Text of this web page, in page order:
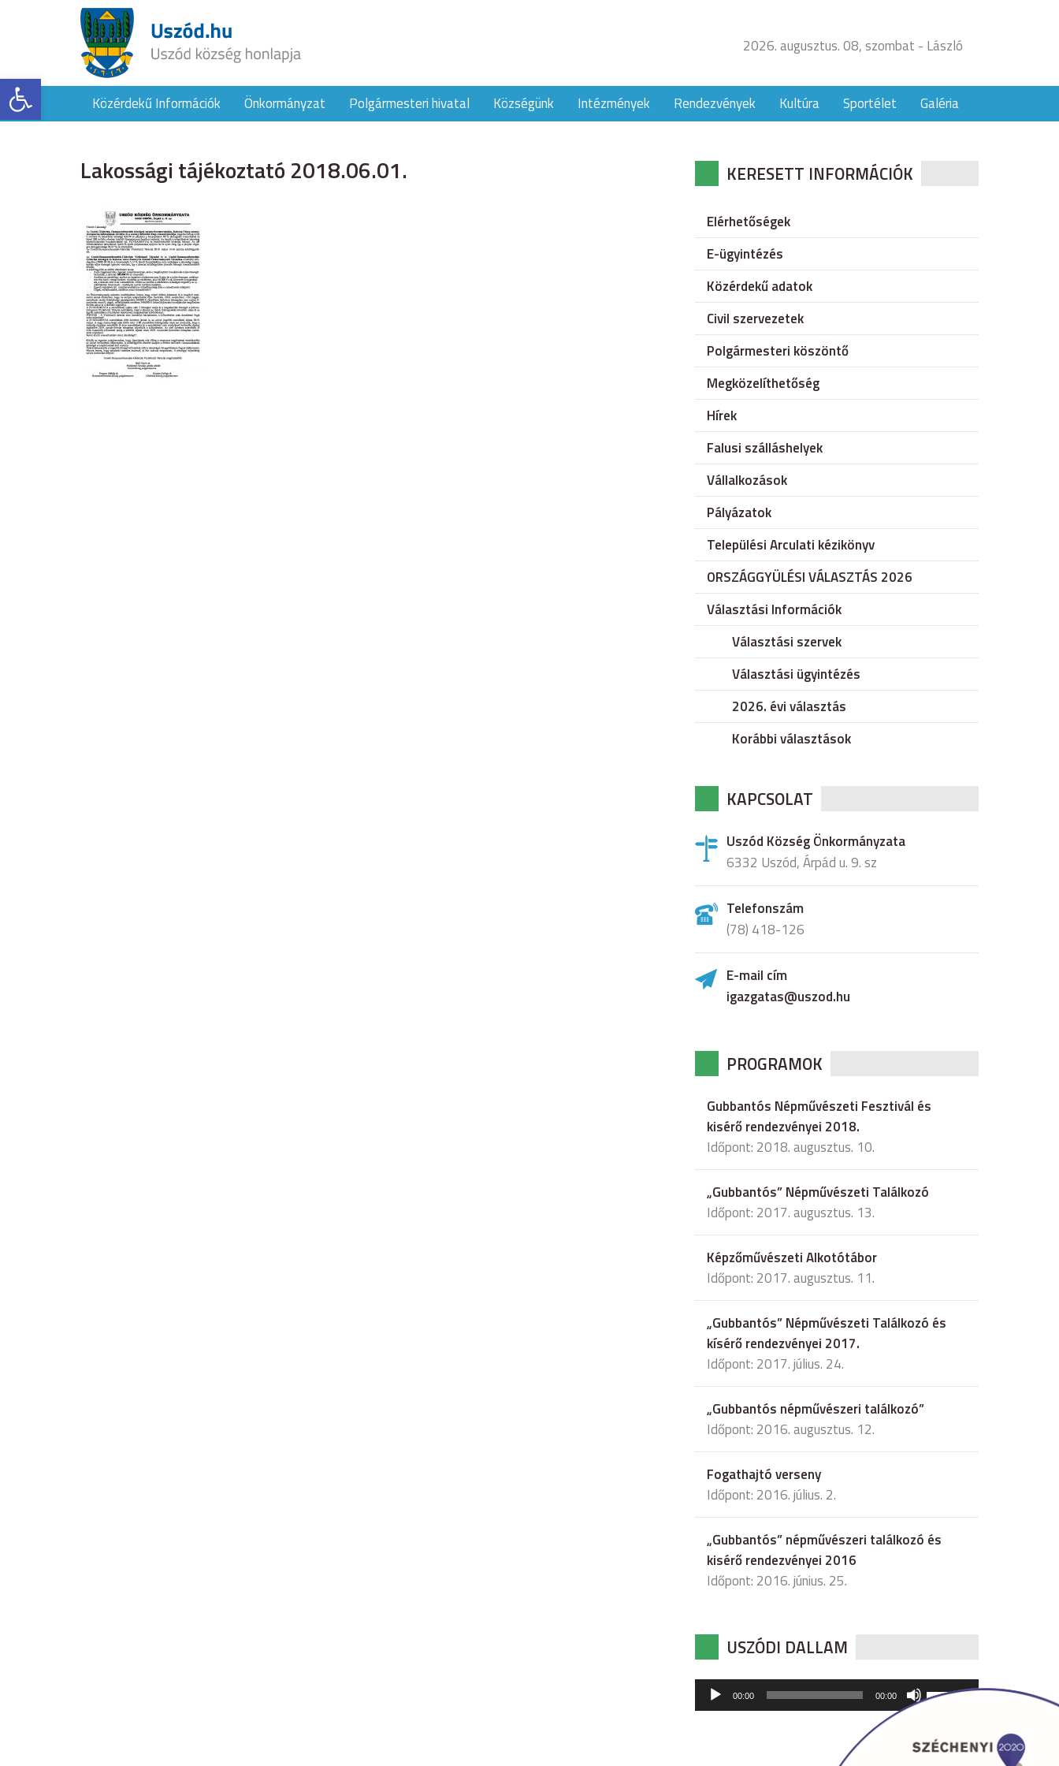
Eszköztár megnyitása
2026. augusztus. 08, szombat - László
Közérdekű Információk Önkormányzat Polgármesteri hivatal Községünk Intézmények Rendezvények Kultúra Sportélet Galéria
Lakossági tájékoztató 2018.06.01. KERESETT INFORMÁCIÓK
Elérhetőségek
E-ügyintézés
Közérdekű adatok
Civil szervezetek
Polgármesteri köszöntő
Megközelíthetőség
Hírek
Falusi szálláshelyek
Vállalkozások
Pályázatok
Települési Arculati kézikönyv
ORSZÁGGYÜLÉSI VÁLASZTÁS 2026
Választási Információk
Választási szervek
Választási ügyintézés
2026. évi választás
Korábbi választások
KAPCSOLAT
Uszód Község Önkormányzata
6332 Uszód, Árpád u. 9. sz
Telefonszám
(78) 418-126
E-mail cím
igazgatas@uszod.hu
PROGRAMOK
Gubbantós Népművészeti Fesztivál és
kisérő rendezvényei 2018.
Időpont: 2018. augusztus. 10.
„Gubbantós” Népművészeti Találkozó
Időpont: 2017. augusztus. 13.
Képzőművészeti Alkotótábor
Időpont: 2017. augusztus. 11.
„Gubbantós” Népművészeti Találkozó és
kísérő rendezvényei 2017.
Időpont: 2017. július. 24.
„Gubbantós népművészeri találkozó”
Időpont: 2016. augusztus. 12.
Fogathajtó verseny
Időpont: 2016. július. 2.
„Gubbantós” népművészeri találkozó és
kisérő rendezvényei 2016
Időpont: 2016. június. 25.
USZÓDI DALLAM
Audió
lejátszó
00:00 00:00
hangerő
csökkentéséhez